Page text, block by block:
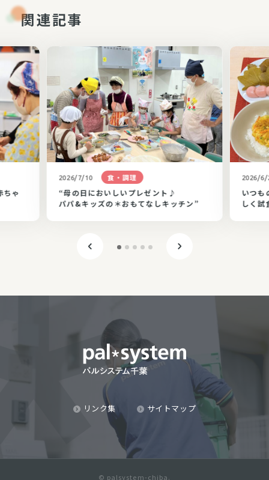
関連記事
ちゃ
2026/7/10 食・調理
“母の日においしいプレゼント♪
パパ&キッズの＊おもてなしキッチン”
2026/6/
いつも
しく
リンク集 サイトマップ
© palsystem-chiba.